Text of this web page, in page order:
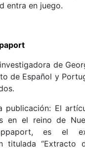
entra en juego.
de
de Español y
publicación: El
en el reino de
es el
titulada “Extracto